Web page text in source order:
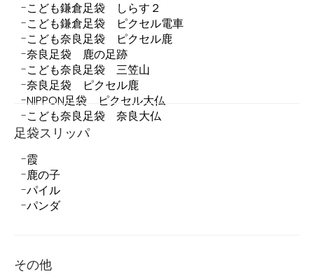
こども鎌倉足袋 しらす２
こども鎌倉足袋 ピクセル電車
こども奈良足袋 ピクセル鹿
奈良足袋 鹿の足跡
こども奈良足袋 三笠山
奈良足袋 ピクセル鹿
NIPPON足袋 ピクセル大仏
こども奈良足袋 奈良大仏
足袋スリッパ
霞
鹿の子
パイル
パンダ
その他